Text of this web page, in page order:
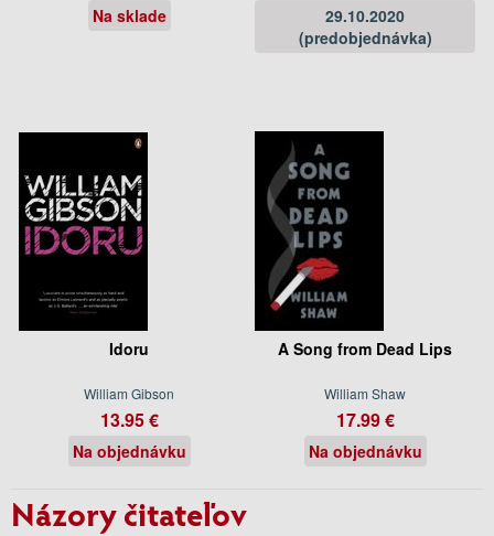
Na sklade
29.10.2020
(predobjednávka)
Idoru
William Gibson
13.95 €
Na objednávku
A Song from Dead Lips
William Shaw
17.99 €
Na objednávku
Názory čitateľov